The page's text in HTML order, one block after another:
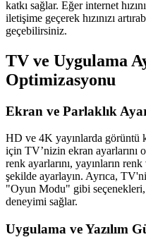
katkı sağlar. Eğer internet
iletişime geçerek hızınızı
geçebilirsiniz.
TV ve Uygulama
Optimizasyonu
Ekran ve Parlaklık
HD ve 4K yayınlarda görüntü
için TV’nizin ekran ayarlarını
renk ayarlarını, yayınların
şekilde ayarlayın. Ayrıca,
"Oyun Modu" gibi seçenekleri,
deneyimi sağlar.
Uygulama ve Yazılım